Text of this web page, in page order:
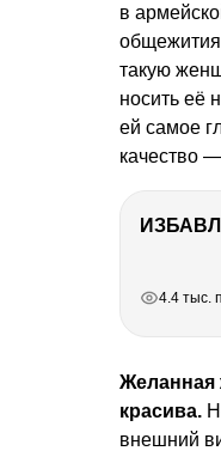
в
общежития
такую
носить её
ей самое
качество
4.4 тыс.
Желанная
красива.
внешний